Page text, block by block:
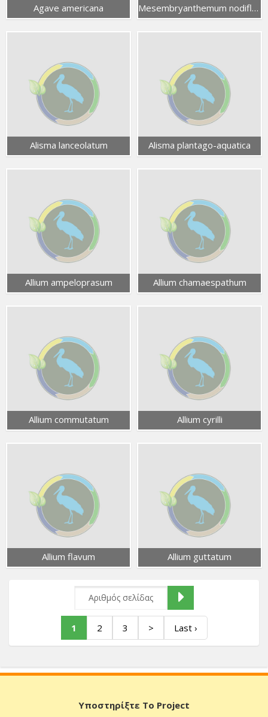
Agave americana Mesembryanthemum nodiflorum
Alisma lanceolatum Alisma plantago-aquatica
Allium ampeloprasum Allium chamaespathum
Allium commutatum Allium cyrilli
Allium flavum Allium guttatum
1 2 3 > Last ›
Υποστηρίξτε Το Project